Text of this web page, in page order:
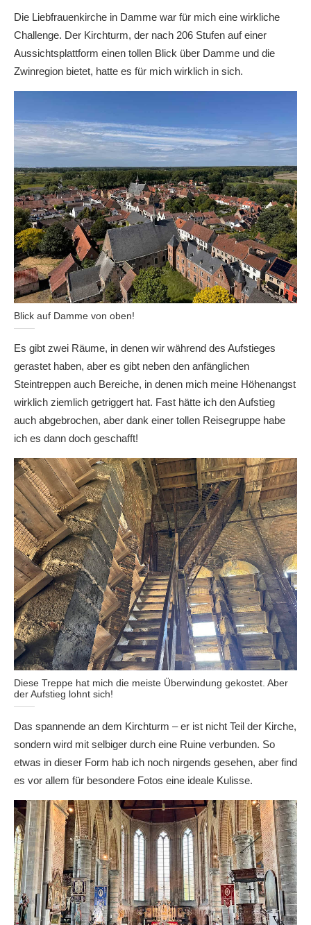
Die Liebfrauenkirche in Damme war für mich eine wirkliche
Challenge. Der Kirchturm, der nach 206 Stufen auf einer
Aussichtsplattform einen tollen Blick über Damme und die
Zwinregion bietet, hatte es für mich wirklich in sich.
Blick auf Damme von oben!
Es gibt zwei Räume, in denen wir während des Aufstieges
gerastet haben, aber es gibt neben den anfänglichen
Steintreppen auch Bereiche, in denen mich meine Höhenangst
wirklich ziemlich getriggert hat. Fast hätte ich den Aufstieg
auch abgebrochen, aber dank einer tollen Reisegruppe habe
ich es dann doch geschafft!
Diese Treppe hat mich die meiste Überwindung gekostet. Aber
der Aufstieg lohnt sich!
Das spannende an dem Kirchturm – er ist nicht Teil der Kirche,
sondern wird mit selbiger durch eine Ruine verbunden. So
etwas in dieser Form hab ich noch nirgends gesehen, aber find
es vor allem für besondere Fotos eine ideale Kulisse.